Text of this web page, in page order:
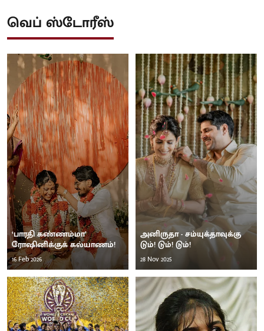
வெப் ஸ்டோரீஸ்
‘பாரதி கண்ணம்மா’
ரோஷினிக்குக் கல்யாணம்!
16 Feb 2026
அனிருதா - சம்யுக்தாவுக்கு
டும்! டும்! டும்!
28 Nov 2025